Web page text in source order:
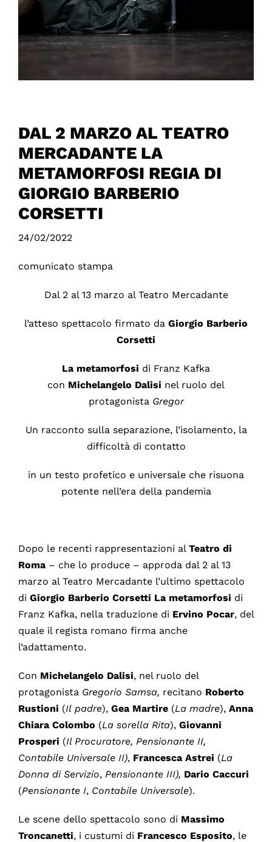
DAL 2 MARZO AL TEATRO
MERCADANTE LA
METAMORFOSI REGIA DI
GIORGIO BARBERIO
CORSETTI
24/02/2022
comunicato stampa
Dal 2 al 13 marzo al Teatro Mercadante
l’atteso spettacolo firmato da Giorgio Barberio
Corsetti
La metamorfosi di Franz Kafka
con Michelangelo Dalisi nel ruolo del
protagonista Gregor
Un racconto sulla separazione, l’isolamento, la
difficoltà di contatto
in un testo profetico e universale che risuona
potente nell’era della pandemia
Dopo le recenti rappresentazioni al Teatro di
Roma– che lo produce – approda dal 2 al 13
marzo al Teatro Mercadante l’ultimo spettacolo
di Giorgio Barberio Corsetti La metamorfosi di
Franz Kafka, nella traduzione di Ervino Pocar, del
quale il regista romano firma anche
l’adattamento.
Con Michelangelo Dalisi, nel ruolo del
protagonista Gregorio Samsa, recitano Roberto
Rustioni (Il padre), Gea Martire (La madre), Anna
Chiara Colombo (La sorella Rita), Giovanni
Prosperi (Il Procuratore, Pensionante II,
Contabile Universale II), Francesca Astrei (La
Donna di Servizio, Pensionante III), Dario Caccuri
(Pensionante I, Contabile Universale).
Le scene dello spettacolo sono di Massimo
Troncanetti, i custumi di Francesco Esposito, le